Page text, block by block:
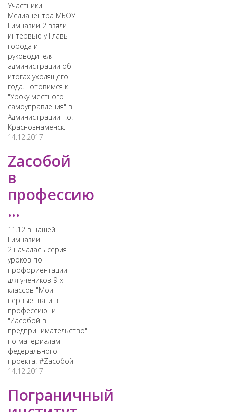
Участники
Медиацентра МБОУ
Гимназии 2 взяли
интервью у Главы
города и
руководителя
администрации об
итогах уходящего
года. Готовимся к
"Уроку местного
самоуправления" в
Администрации г.о.
Краснознаменск.
14.12.2017
Zасобой
в
профессию
...
11.12 в нашей
Гимназии
2 началась серия
уроков по
профориентации
для учеников 9-х
классов "Мои
первые шаги в
профессию" и
"Zасобой в
предпринимательство"
по материалам
федерального
проекта. #Zасобой
14.12.2017
Пограничный